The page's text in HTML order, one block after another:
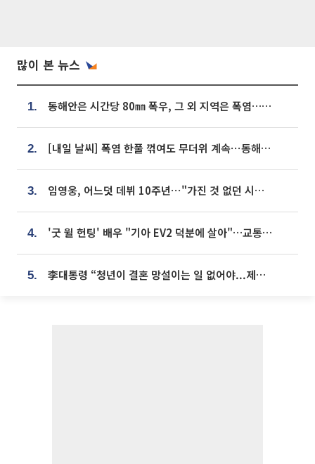
많이 본 뉴스
1. 동해안은 시간당 80㎜ 폭우, 그 외 지역은 폭염…‘극과 극 날씨’
2. [내일 날씨] 폭염 한풀 꺾여도 무더위 계속⋯동해안 이틀 연속 비
3. 임영웅, 어느덧 데뷔 10주년⋯"가진 것 없던 시절, 내 앞엔 20명의 팬뿐"
4. '굿 윌 헌팅' 배우 "기아 EV2 덕분에 살아"…교통사고 후 안전성 극찬
5. 李대통령 “청년이 결혼 망설이는 일 없어야...제도상 불이익 조사”